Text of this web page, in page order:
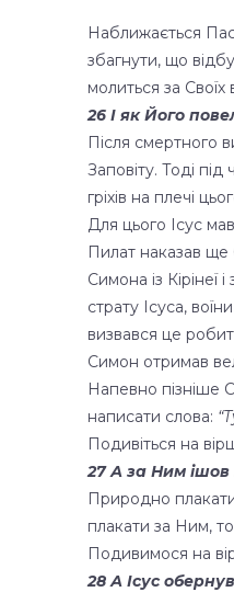
Наближається
збагнути, що
молиться за
26 І як Його
Після смертного
Заповіту. Тоді
гріхів на плечі
Для цього Ісус
Пилат наказав ще
Симона із
страту Ісуса,
визвався це
Симон отримав
Напевно пізніше
написати слова:
Подивіться на
27 А за Ним ішов
Природно
плакати за Ним,
Подивимося на
28 А Ісус